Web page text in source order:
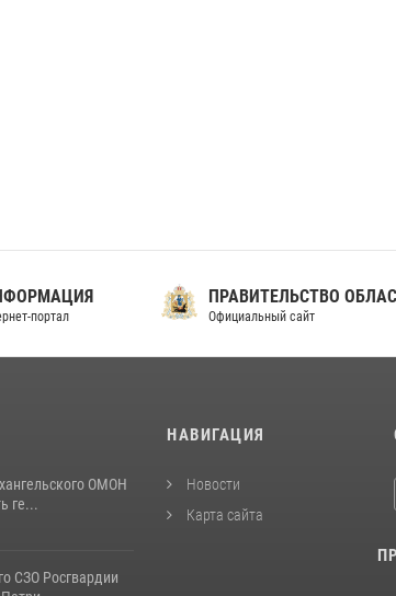
портал
ПРАВИТЕЛЬСТВО
Официальный сайт
ОМОН
ге...
СЗО Росгвардии
НАВИГАЦИЯ
Новости
Карта сайта